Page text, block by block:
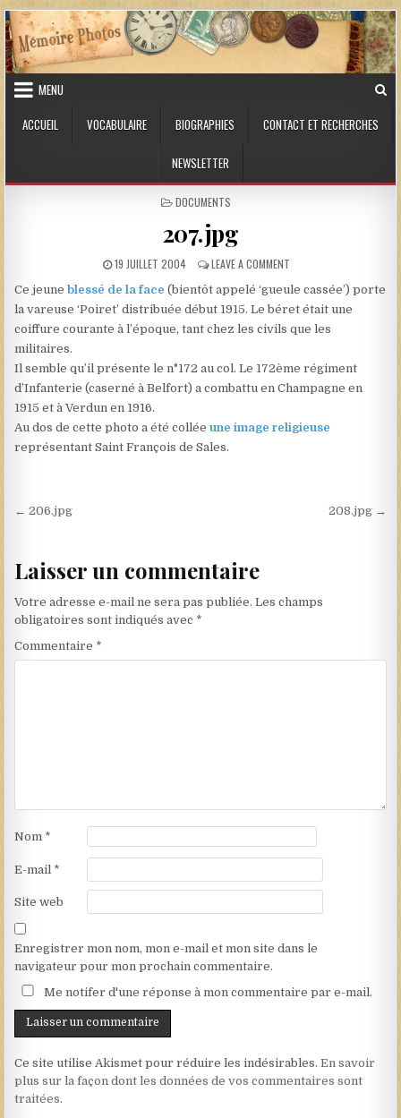
Skip to content
MENU
ACCUEIL
VOCABULAIRE BIOGRAPHIES CONTACT ET RECHERCHES
NEWSLETTER
POSTED IN
DOCUMENTS
207.jpg
PUBLISHED DATE:
19 JUILLET 2004 LEAVE A COMMENTON 207.JPG
Ce jeuneblessé de la face (bientôt appelé ‘gueule cassée’) porte
la vareuse ‘Poiret’ distribuée début 1915. Le béret était une
coiffure courante à l’époque, tant chez les civils que les
militaires.
Il semble qu’il présente le n°172 au col. Le 172ème régiment
d’Infanterie (caserné à Belfort) a combattu en Champagne en
1915 et à Verdun en 1916.
Au dos de cette photo a été colléeune image religieuse
représentant Saint François de Sales.
Navigation de l’article
← 206.jpg 208.jpg →
Laisser un commentaire
Votre adresse e-mail ne sera pas publiée. Les champs
obligatoires sont indiqués avec *
Commentaire *
Nom *
E-mail *
Site web
Enregistrer mon nom, mon e-mail et mon site dans le
navigateur pour mon prochain commentaire.
Me notifer d'une réponse à mon commentaire par e-mail.
Ce site utilise Akismet pour réduire les indésirables.En savoir
plus sur la façon dont les données de vos commentaires sont
traitées.